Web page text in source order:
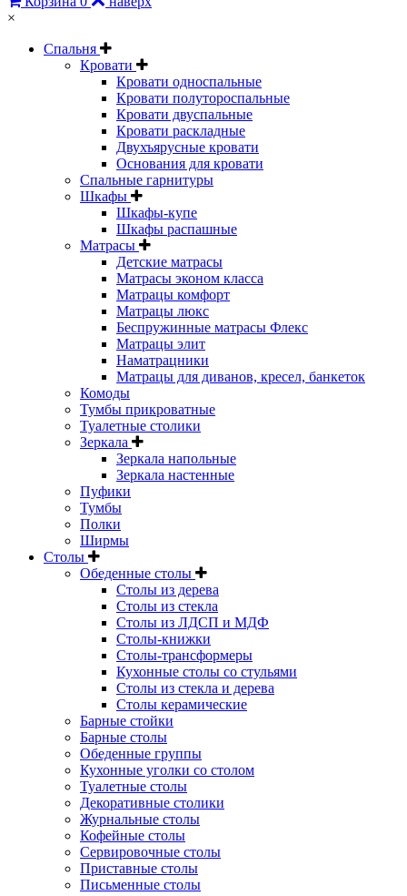
×
Спальня
Кровати
Кровати односпальные
Кровати полутороспальные
Кровати двуспальные
Кровати раскладные
Двухъярусные кровати
Основания для кровати
Спальные гарнитуры
Шкафы
Шкафы-купе
Шкафы распашные
Матрасы
Детские матрасы
Матрасы эконом класса
Матрацы комфорт
Матрацы люкс
Беспружинные матрасы Флекс
Матрацы элит
Наматрацники
Матрацы для диванов, кресел, банкеток
Комоды
Тумбы прикроватные
Туалетные столики
Зеркала
Зеркала напольные
Зеркала настенные
Пуфики
Тумбы
Полки
Ширмы
Столы
Обеденные столы
Столы из дерева
Столы из стекла
Столы из ЛДСП и МДФ
Столы-книжки
Столы-трансформеры
Кухонные столы со стульями
Столы из стекла и дерева
Столы керамические
Барные стойки
Барные столы
Обеденные группы
Кухонные уголки со столом
Туалетные столы
Декоративные столики
Журнальные столы
Кофейные столы
Сервировочные столы
Приставные столы
Письменные столы